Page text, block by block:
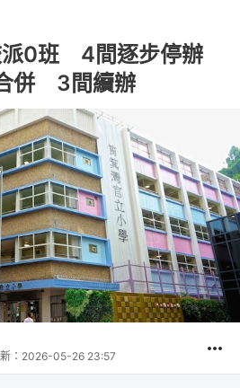
派0班 4間逐步停辦
併 3間續辦
： 2026-05-26 23:57